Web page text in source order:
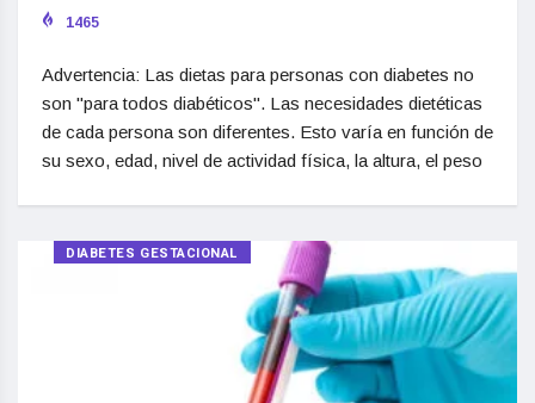
1465
Advertencia: Las dietas para personas con diabetes no
son "para todos diabéticos". Las necesidades dietéticas
de cada persona son diferentes. Esto varía en función de
su sexo, edad, nivel de actividad física, la altura, el peso
DIABETES GESTACIONAL